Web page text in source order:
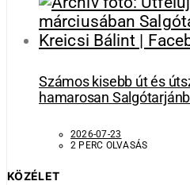
Számos kisebb út és
hamarosan
2026-07-23
2 PERC OLVASÁS
KÖZÉLET